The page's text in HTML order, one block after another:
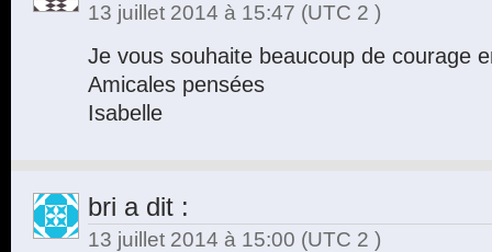
13 juillet 2014 à 15:47 (UTC 2 )
Je vous souhaite beaucoup de courage
Amicales pensées
Isabelle
bri a dit :
13 juillet 2014 à 15:00 (UTC 2 )